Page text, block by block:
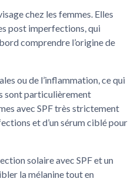
chez les femmes. Elles
post imperfections, qui
comprendre l’origine de
ou de l’inflammation, ce qui
sont particulièrement
avec SPF très strictement
et d’un sérum ciblé pour
solaire avec SPF et un
la mélanine tout en